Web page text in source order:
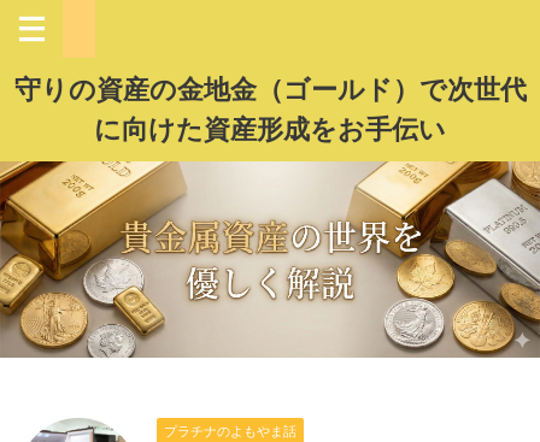
守りの資産の金地金（ゴールド）で次世代
に向けた資産形成をお手伝い
プラチナのよもやま話